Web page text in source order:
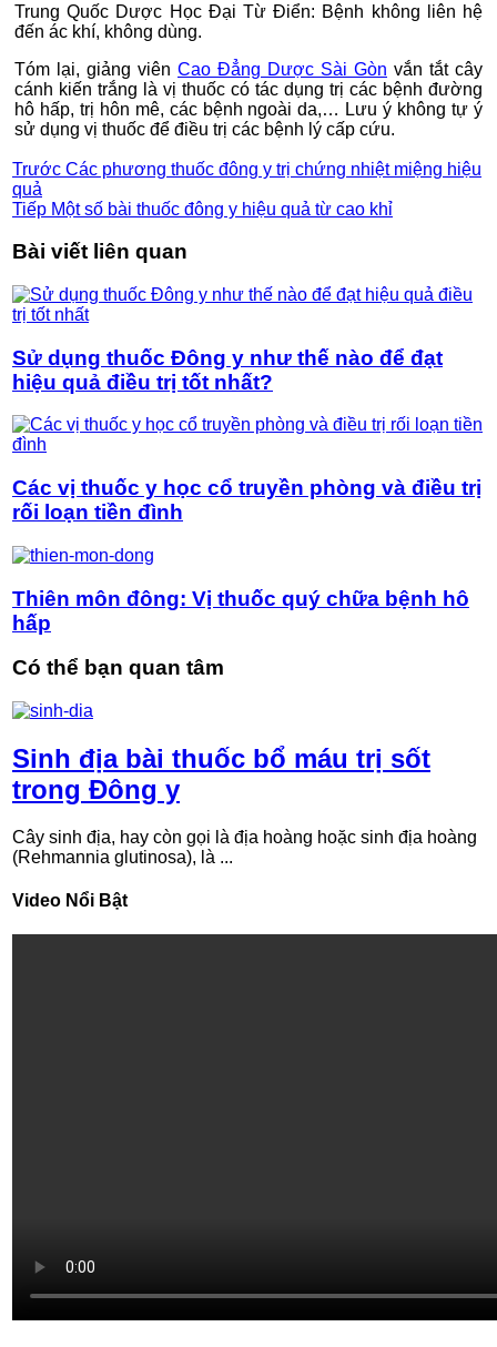
Trung Quốc Dược Học Đại Từ Điển: Bệnh không liên hệ
đến ác khí, không dùng.
Tóm lại, giảng viên Cao Đẳng Dược Sài Gòn vắn tắt cây
cánh kiến trắng là vị thuốc có tác dụng trị các bệnh đường
hô hấp, trị hôn mê, các bệnh ngoài da,… Lưu ý không tự ý
sử dụng vị thuốc để điều trị các bệnh lý cấp cứu.
Trước Các phương thuốc đông y trị chứng nhiệt miệng hiệu
quả
Tiếp Một số bài thuốc đông y hiệu quả từ cao khỉ
Bài viết liên quan
Sử dụng thuốc Đông y như thế nào để đạt
hiệu quả điều trị tốt nhất?
Các vị thuốc y học cổ truyền phòng và điều trị
rối loạn tiền đình
Thiên môn đông: Vị thuốc quý chữa bệnh hô
hấp
Có thể bạn quan tâm
Sinh địa bài thuốc bổ máu trị sốt
trong Đông y
Cây sinh địa, hay còn gọi là địa hoàng hoặc sinh địa hoàng
(Rehmannia glutinosa), là ...
Video Nổi Bật